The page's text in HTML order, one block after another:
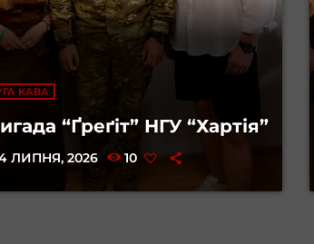
КАВА
“Ґреґіт” НГУ “Хартія”
ЛИПНЯ, 2026 10